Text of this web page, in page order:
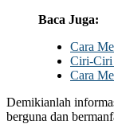
Baca Juga:
Cara
Ciri-Ciri
Cara
Demikianlah
berguna dan